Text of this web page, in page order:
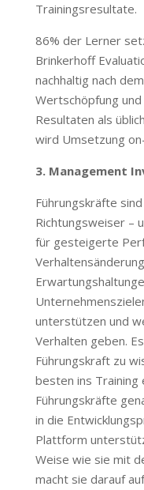
Trainingsresultate.
86% der Lerner
Brinkerhoff
nachhaltig nach
Wertschöpfung
Resultaten als
wird Umsetzung
3. Management
Führungskräfte
Richtungsweiser –
für gesteigerte
unterstützen und
Verhalten geben.
Führungskraft zu
besten ins
Führungskräfte
in die
Plattform
Weise wie sie mit
macht sie darauf